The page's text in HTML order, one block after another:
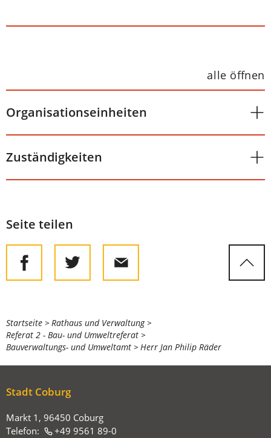
alle öffnen
Organisationseinheiten
Zuständigkeiten
Seite teilen
Sie
befinden
sich
Startseite
Rathaus und Verwaltung
Referat 2 - Bau- und Umweltreferat
Bauverwaltungs- und Umweltamt
Herr Jan Philip Räder
Stadt Coburg
Markt 1, 96450 Coburg
Telefon:
+49 9561 89-0